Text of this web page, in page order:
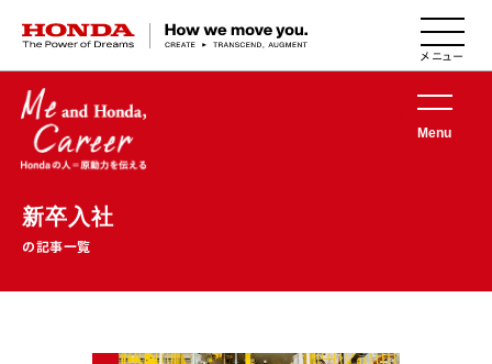
HONDA The Power of Dreams
Menu
新卒入社
の記事一覧